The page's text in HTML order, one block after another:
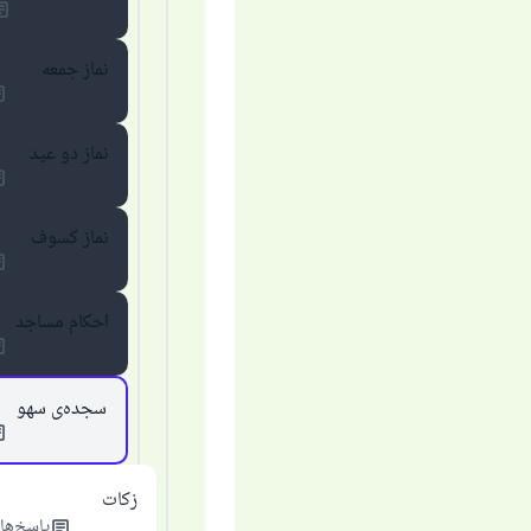
نماز جمعه
نماز دو عید
نماز کسوف
احکام مساجد
سجده‌ی سهو
زکات
از